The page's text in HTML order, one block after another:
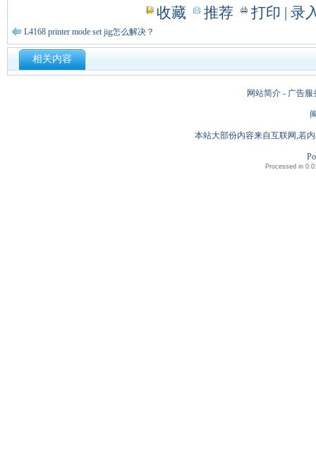
收藏 推荐 打印 | 录
L4168 printer mode set jig怎么解决？
相关内容
网站简介 - 广告
本站大部份内容来自互联网,若
Processed in